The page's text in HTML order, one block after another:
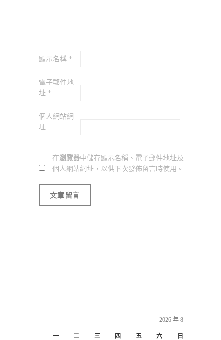
顯示名稱 *
電子郵件地
址 *
個人網站網
址
在瀏覽器中儲存顯示名稱、電子郵件地址及
個人網站網址，以供下次發佈留言時使用。
2026 年 8 月
一 二 三 四 五 六 日